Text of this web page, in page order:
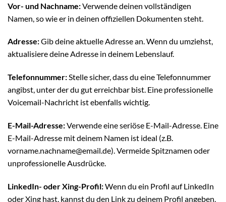
Vor- und Nachname:Verwende deinen vollständigen
Namen, so wie er in deinen offiziellen Dokumenten steht.
Adresse:Gib deine aktuelle Adresse an. Wenn du umziehst,
aktualisiere deine Adresse in deinem Lebenslauf.
Telefonnummer:Stelle sicher, dass du eine Telefonnummer
angibst, unter der du gut erreichbar bist. Eine professionelle
Voicemail-Nachricht ist ebenfalls wichtig.
E-Mail-Adresse:Verwende eine seriöse E-Mail-Adresse. Eine
E-Mail-Adresse mit deinem Namen ist ideal (z.B.
vorname.nachname@email.de). Vermeide Spitznamen oder
unprofessionelle Ausdrücke.
LinkedIn- oder Xing-Profil:Wenn du ein Profil auf LinkedIn
oder Xing hast, kannst du den Link zu deinem Profil angeben.